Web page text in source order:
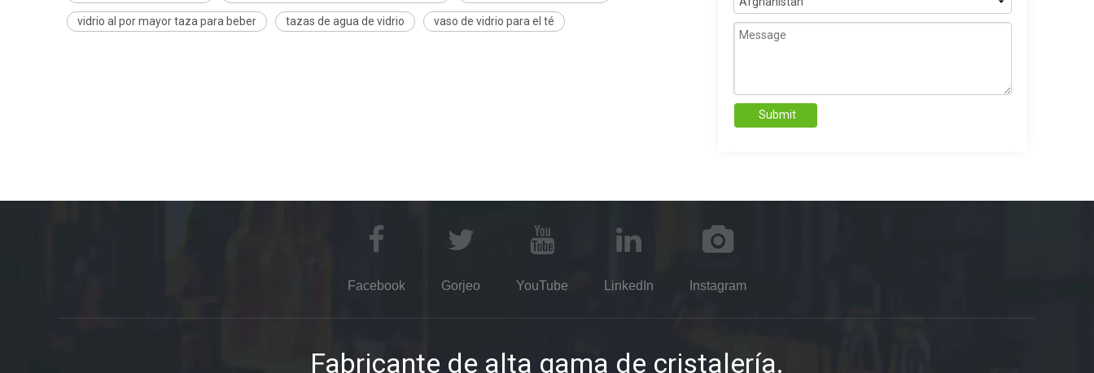
vidrio al por mayor taza para beber tazas de agua de vidrio vaso de vidrio para el té
Submit
Facebook Gorjeo YouTube LinkedIn Instagram
Fabricante de alta gama de cristalería.